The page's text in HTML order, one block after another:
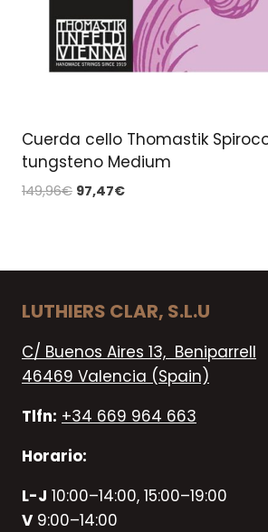
Cuerda cello Thomastik
tungsteno Medium
149,96€ El
149,96€.
97,47€El
97,47€.
LUTHIERS CLAR, S.L.U
C/ Buenos Aires 13, Beniparrell
46469 Valencia (Spain)
Tlfn: +34 669 964 663
Horario:
L-J 10:00–14:00, 15:00–19:00
V 9:00–14:00